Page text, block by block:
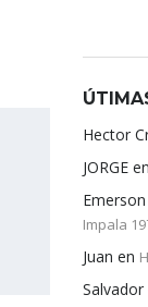
Hector
JORGE en
Impala
Juan en
Salvador